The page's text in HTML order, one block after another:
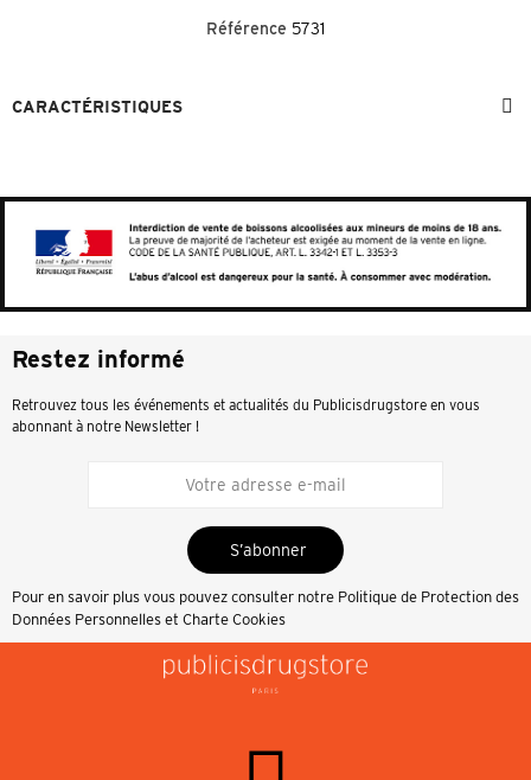
Référence 5731
CARACTÉRISTIQUES
Restez informé
Retrouvez tous les événements et actualités du Publicisdrugstore en vous
abonnant à notre Newsletter !
S’abonner
Pour en savoir plus vous pouvez consulter notre Politique de Protection des
Données Personnelles et Charte Cookies